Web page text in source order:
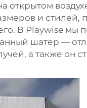
открытом
и стилей,
В Playwise
шатер —
а также он